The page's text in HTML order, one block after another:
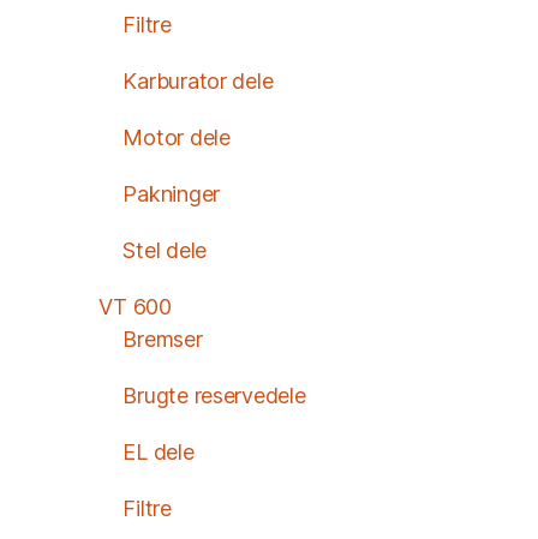
Filtre
Karburator dele
Motor dele
Pakninger
Stel dele
VT 600
Bremser
Brugte reservedele
EL dele
Filtre